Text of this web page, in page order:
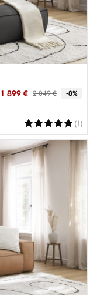
1 899 € 2 049 € -8%
(1)